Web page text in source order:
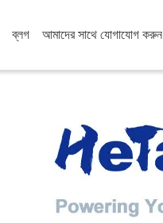
ব্লগ আমাদের সাথে যোগাযোগ করুন